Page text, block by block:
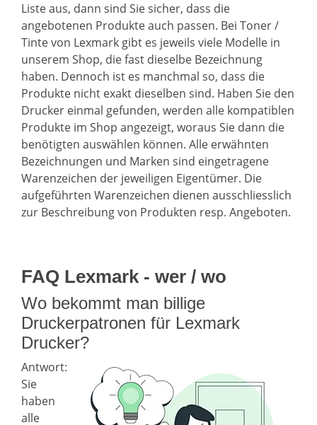
Liste aus, dann sind Sie sicher, dass die
angebotenen Produkte auch passen. Bei Toner /
Tinte von Lexmark gibt es jeweils viele Modelle in
unserem Shop, die fast dieselbe Bezeichnung
haben. Dennoch ist es manchmal so, dass die
Produkte nicht exakt dieselben sind. Haben Sie den
Drucker einmal gefunden, werden alle kompatiblen
Produkte im Shop angezeigt, woraus Sie dann die
benötigten auswählen können. Alle erwähnten
Bezeichnungen und Marken sind eingetragene
Warenzeichen der jeweiligen Eigentümer. Die
aufgeführten Warenzeichen dienen ausschliesslich
zur Beschreibung von Produkten resp. Angeboten.
FAQ Lexmark - wer / wo
Wo bekommt man billige
Druckerpatronen für Lexmark
Drucker?
Antwort:
Sie
haben
alle